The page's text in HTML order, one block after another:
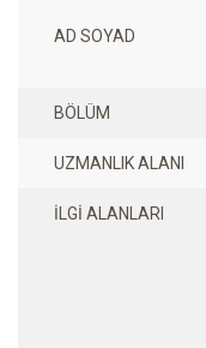
AD SOYAD
BÖLÜM
UZMANLIK ALANI
İLGİ ALANLARI